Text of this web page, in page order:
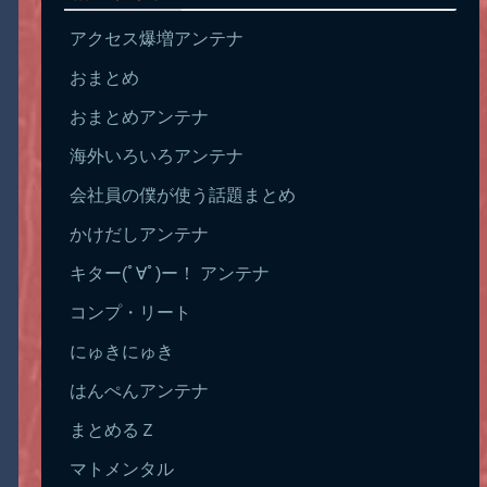
アクセス爆増アンテナ
おまとめ
おまとめアンテナ
海外いろいろアンテナ
会社員の僕が使う話題まとめ
かけだしアンテナ
キター(ﾟ∀ﾟ)ー！ アンテナ
コンプ・リート
にゅきにゅき
はんぺんアンテナ
まとめるＺ
マトメンタル